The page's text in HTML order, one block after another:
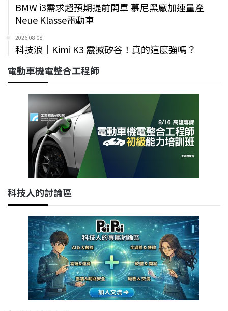
BMW i3需求超預期提前開單 慕尼黑廠加速量產
Neue Klasse電動車
2026-08-08
科技浪｜Kimi K3 震撼矽谷！真的這麼強嗎？
電動車機電整合工程師
科技人的討論區